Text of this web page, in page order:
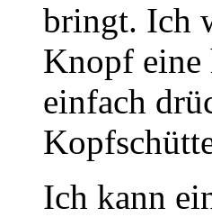
bringt. Ich
Knopf
einfach
Ich kann